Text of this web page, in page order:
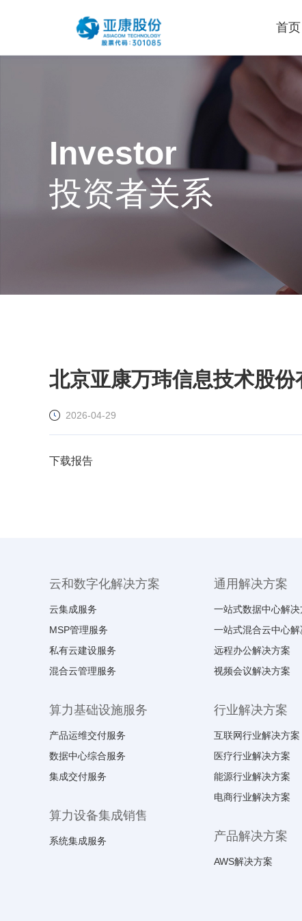
首页
私有云建设服务
混合云管理服务
远程办公解决方案
视频会议解决方案
Investor
投资者关系
北京亚康万玮信息技术股
2026-04-29
下载报告
云和数字化解决方案
云集成服务
MSP管理服务
私有云建设服务
混合云管理服务
算力基础设施服务
产品运维交付服务
数据中心综合服务
集成交付服务
算力设备集成销售
系统集成服务
通用解决方案
一站式数据中心解决
一站式混合云中心解
远程办公解决方案
视频会议解决方案
行业解决方案
互联网行业解决方案
医疗行业解决方案
能源行业解决方案
电商行业解决方案
产品解决方案
AWS解决方案